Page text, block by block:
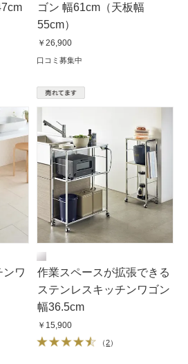
ゴン 幅61cm（天板幅
55cm）
￥26,900
口コミ募集中
ンワ
作業スペースが拡張できる
ステンレスキッチンワゴン
幅36.5cm
￥15,900
（2）